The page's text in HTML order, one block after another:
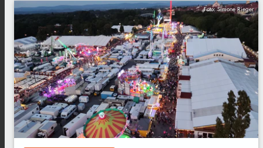
Foto: Simone Rieger